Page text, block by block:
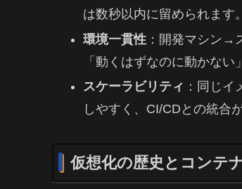
は数秒以内に留められます。
環境一貫性：開発マシン→
「動くはずなのに動かない
スケーラビリティ ：同じ
しやすく、CI/CDとの統合
仮想化の歴史とコンテ